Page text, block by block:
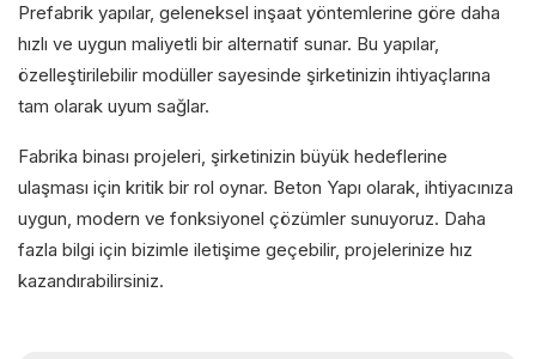
Prefabrik yapılar, geleneksel inşaat yöntemlerine göre daha
hızlı ve uygun maliyetli bir alternatif sunar. Bu yapılar,
özelleştirilebilir modüller sayesinde şirketinizin ihtiyaçlarına
tam olarak uyum sağlar.
Fabrika binası projeleri, şirketinizin büyük hedeflerine
ulaşması için kritik bir rol oynar. Beton Yapı olarak, ihtiyacınıza
uygun, modern ve fonksiyonel çözümler sunuyoruz. Daha
fazla bilgi için bizimle iletişime geçebilir, projelerinize hız
kazandırabilirsiniz.